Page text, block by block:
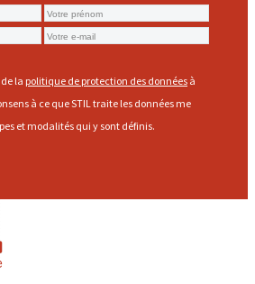
la politique de protection des données à
à ce que STIL traite les données me
et modalités qui y sont définis.